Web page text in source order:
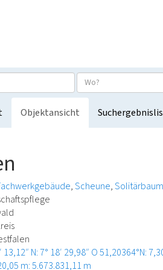
Objektansicht
Scheune Solitärbaum
13,12″ N: 7° 18′ 29,98″ O51,20364°N:
m: 5.673.831,11 m